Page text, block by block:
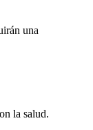
una
la salud.